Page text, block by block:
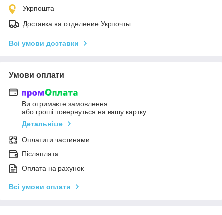
Укрпошта
Доставка на отделение Укрпочты
Всі умови доставки
Умови оплати
Ви отримаєте замовлення
або гроші повернуться на вашу картку
Детальніше
Оплатити частинами
Післяплата
Оплата на рахунок
Всі умови оплати